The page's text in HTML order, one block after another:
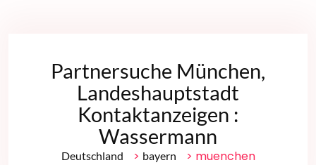
Partnersuche München,
Landeshauptstadt
Kontaktanzeigen :
Wassermann
Deutschland > bayern > muenchen